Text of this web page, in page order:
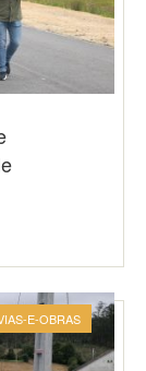
E-OBRAS